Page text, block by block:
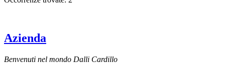
Azienda
Benvenuti nel mondo Dalli Cardillo